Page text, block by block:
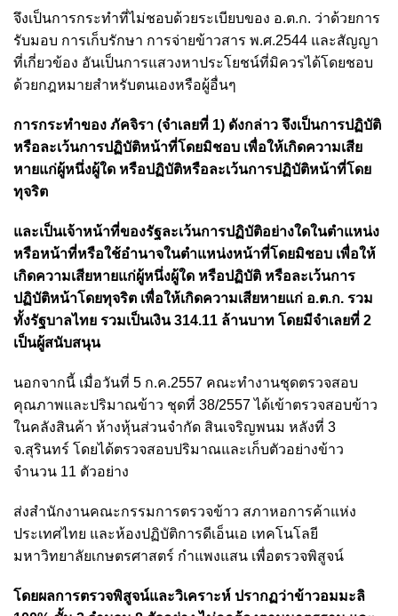
จึงเป็นการกระทำที่ไม่ชอบด้วยระเบียบของ อ.ต.ก. ว่าด้วยการ
รับมอบ การเก็บรักษา การจ่ายข้าวสาร พ.ศ.2544 และสัญญา
ที่เกี่ยวข้อง อันเป็นการแสวงหาประโยชน์ที่มิควรได้โดยชอบ
ด้วยกฎหมายสำหรับตนเองหรือผู้อื่นๆ
การกระทำของ ภัคจิรา (จำเลยที่ 1) ดังกล่าว จึงเป็นการปฏิบัติ
หรือละเว้นการปฏิบัติหน้าที่โดยมิชอบ เพื่อให้เกิดความเสีย
หายแก่ผู้หนึ่งผู้ใด หรือปฏิบัติหรือละเว้นการปฏิบัติหน้าที่โดย
ทุจริต
และเป็นเจ้าหน้าที่ของรัฐละเว้นการปฏิบัติอย่างใดในตำแหน่ง
หรือหน้าที่หรือใช้อำนาจในตำแหน่งหน้าที่โดยมิชอบ เพื่อให้
เกิดความเสียหายแก่ผู้หนึ่งผู้ใด หรือปฏิบัติ หรือละเว้นการ
ปฏิบัติหน้าโดยทุจริต เพื่อให้เกิดความเสียหายแก่ อ.ต.ก. รวม
ทั้งรัฐบาลไทย รวมเป็นเงิน 314.11 ล้านบาท โดยมีจำเลยที่ 2
เป็นผู้สนับสนุน
นอกจากนี้ เมื่อวันที่ 5 ก.ค.2557 คณะทำงานชุดตรวจสอบ
คุณภาพและปริมาณข้าว ชุดที่ 38/2557 ได้เข้าตรวจสอบข้าว
ในคลังสินค้า ห้างหุ้นส่วนจำกัด สินเจริญพนม หลังที่ 3
จ.สุรินทร์ โดยได้ตรวจสอบปริมาณและเก็บตัวอย่างข้าว
จำนวน 11 ตัวอย่าง
ส่งสำนักงานคณะกรรมการตรวจข้าว สภาหอการค้าแห่ง
ประเทศไทย และห้องปฏิบัติการดีเอ็นเอ เทคโนโลยี
มหาวิทยาลัยเกษตรศาสตร์ กำแพงแสน เพื่อตรวจพิสูจน์
โดยผลการตรวจพิสูจน์และวิเคราะห์ ปรากฏว่าข้าวอมมะลิ